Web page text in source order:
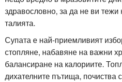
здравословно, за да не ви тежи
талията.
Супата е най-приемливият
стопляне, набавяне на важни
балансиране на калориите.
дихателните пътища, почиства